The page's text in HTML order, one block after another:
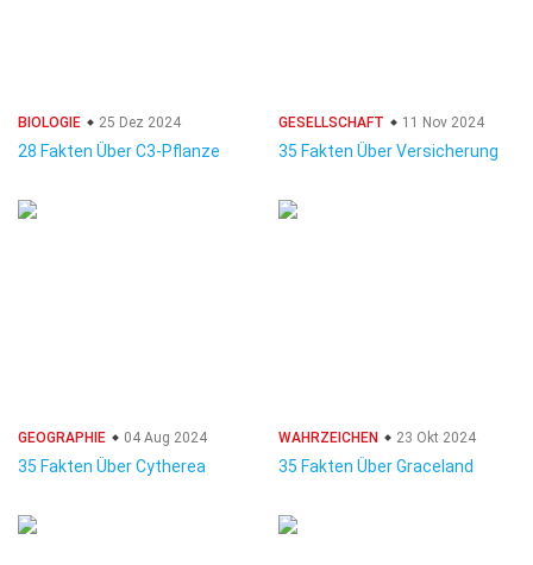
BIOLOGIE 25 Dez 2024
28 Fakten Über C3-Pflanze
GESELLSCHAFT 11 Nov 2024
35 Fakten Über Versicherung
GEOGRAPHIE 04 Aug 2024
35 Fakten Über Cytherea
WAHRZEICHEN 23 Okt 2024
35 Fakten Über Graceland